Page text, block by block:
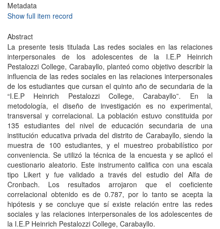
Metadata
Show full item record
Abstract
La presente tesis titulada Las redes sociales en las relaciones
interpersonales de los adolescentes de la I.E.P Heinrich
Pestalozzi College, Carabayllo, planteó como objetivo describir la
influencia de las redes sociales en las relaciones interpersonales
de los estudiantes que cursan el quinto año de secundaria de la
“I.E.P Heinrich Pestalozzi College, Carabayllo”. En la
metodología, el diseño de investigación es no experimental,
transversal y correlacional. La población estuvo constituida por
135 estudiantes del nivel de educación secundaria de una
institución educativa privada del distrito de Carabayllo, siendo la
muestra de 100 estudiantes, y el muestreo probabilístico por
conveniencia. Se utilizó la técnica de la encuesta y se aplicó el
cuestionario aleatorio. Este instrumento califica con una escala
tipo Likert y fue validado a través del estudio del Alfa de
Cronbach. Los resultados arrojaron que el coeficiente
correlacional obtenido es de 0.787, por lo tanto se acepta la
hipótesis y se concluye que sí existe relación entre las redes
sociales y las relaciones interpersonales de los adolescentes de
la I.E.P Heinrich Pestalozzi College, Carabayllo.